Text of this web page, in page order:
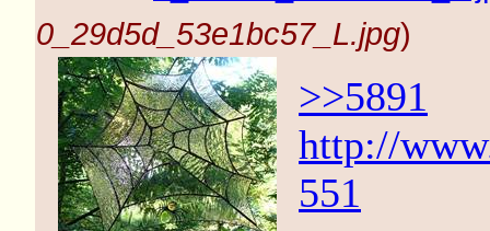
0_29d5d_53e1bc57_L.jpg)
>>5891
http://
551